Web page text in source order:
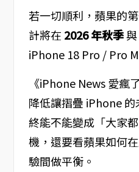
若一切順利，蘋果的
計將在 2026 年秋季與
iPhone 18 Pro / Pro
《iPhone News 愛瘋
降低讓摺疊 iPhone
終能不能變成「大家
機，還要看蘋果如何
驗間做平衡。